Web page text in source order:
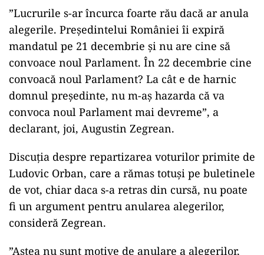
”Lucrurile s-ar încurca foarte rău dacă ar anula
alegerile. Președintelui României îi expiră
mandatul pe 21 decembrie și nu are cine să
convoace noul Parlament. În 22 decembrie cine
convoacă noul Parlament? La cât e de harnic
domnul președinte, nu m-aș hazarda că va
convoca noul Parlament mai devreme”, a
declarant, joi, Augustin Zegrean.